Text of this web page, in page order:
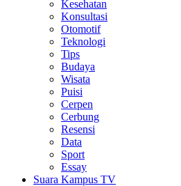
Kesehatan
Konsultasi
Otomotif
Teknologi
Tips
Budaya
Wisata
Puisi
Cerpen
Cerbung
Resensi
Data
Sport
Essay
Suara Kampus TV